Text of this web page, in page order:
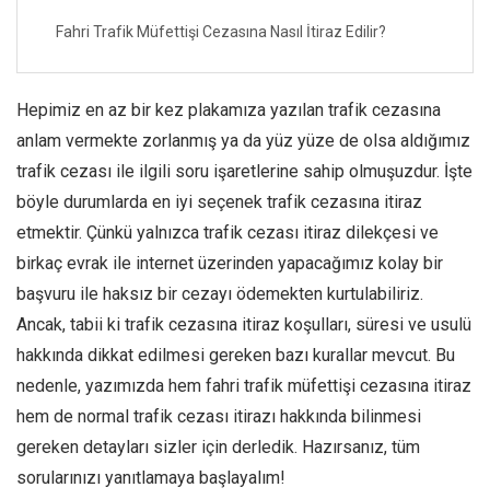
Fahri Trafik Müfettişi Cezasına Nasıl İtiraz Edilir?
Hepimiz en az bir kez plakamıza yazılan trafik cezasına
anlam vermekte zorlanmış ya da yüz yüze de olsa aldığımız
trafik cezası ile ilgili soru işaretlerine sahip olmuşuzdur. İşte
böyle durumlarda en iyi seçenek trafik cezasına itiraz
etmektir. Çünkü yalnızca trafik cezası itiraz dilekçesi ve
birkaç evrak ile internet üzerinden yapacağımız kolay bir
başvuru ile haksız bir cezayı ödemekten kurtulabiliriz.
Ancak, tabii ki trafik cezasına itiraz koşulları, süresi ve usulü
hakkında dikkat edilmesi gereken bazı kurallar mevcut. Bu
nedenle, yazımızda hem fahri trafik müfettişi cezasına itiraz
hem de normal trafik cezası itirazı hakkında bilinmesi
gereken detayları sizler için derledik. Hazırsanız, tüm
sorularınızı yanıtlamaya başlayalım!